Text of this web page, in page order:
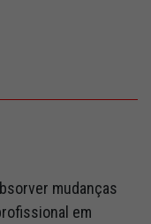
mudanças
em